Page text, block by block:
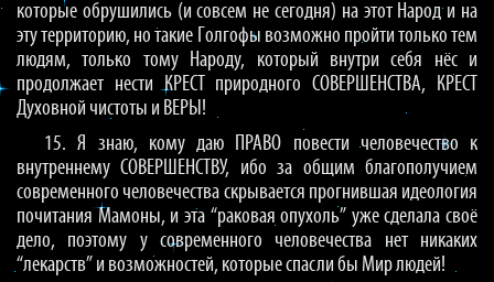
которые обрушились (и совсем не сегодня) на этот Народ и на
эту территорию, но такие Голгофы возможно пройти только тем
людям, только тому Народу, который внутри себя нёс и
продолжает нести КРЕСТ природного СОВЕРШЕНСТВА, КРЕСТ
Духовной чистоты и ВЕРЫ!
15. Я знаю, кому даю ПРАВО повести человечество к
внутреннему СОВЕРШЕНСТВУ, ибо за общим благополучием
современного человечества скрывается прогнившая идеология
почитания Мамоны, и эта “раковая опухоль” уже сделала своё
дело, поэтому у современного человечества нет никаких
“лекарств” и возможностей, которые спасли бы Мир людей!